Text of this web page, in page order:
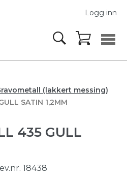
Logg inn
(lakkert messing)
SATIN 1,2MM
435 GULL
18438